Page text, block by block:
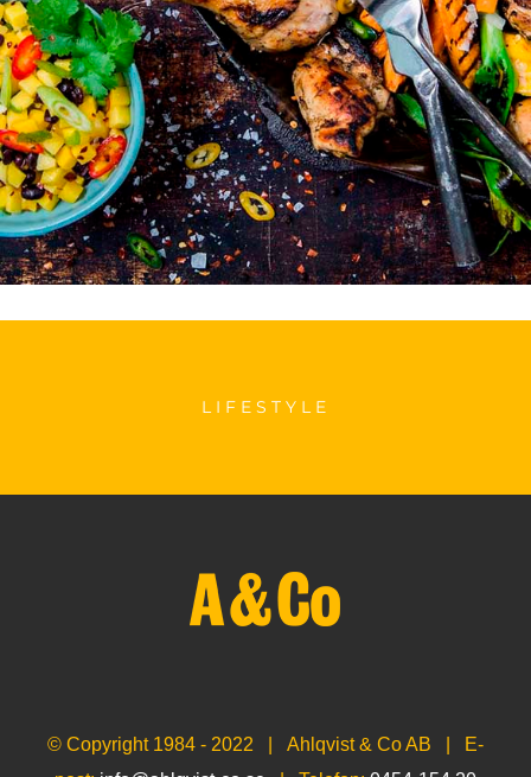
LIFESTYLE
© Copyright 1984 - 2022 | Ahlqvist & Co AB | E-